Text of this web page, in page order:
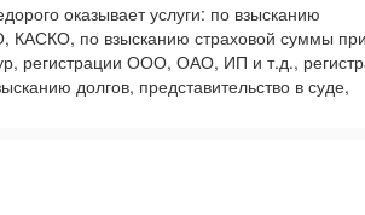
оказывает услуги: по взысканию
КАСКО, по взысканию страховой суммы при
регистрации ООО, ОАО, ИП и т.д.,
долгов, представительство в суде,